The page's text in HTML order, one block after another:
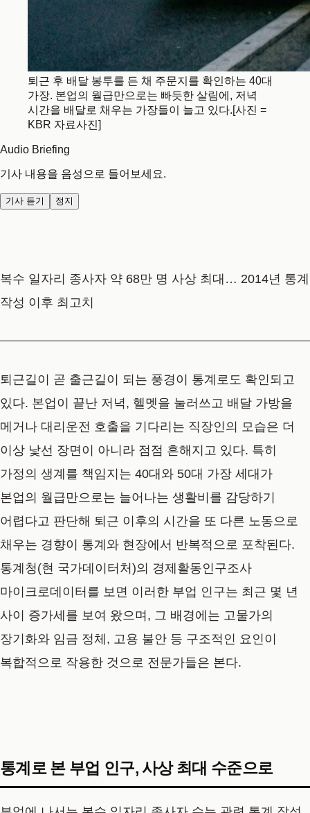
퇴근 후 배달 봉투를 든 채 주문지를 확인하는 40대
가장. 본업의 월급만으로는 빠듯한 살림에, 저녁
시간을 배달로 채우는 가장들이 늘고 있다.[사진 =
KBR 자료사진]
Audio Briefing
기사 내용을 음성으로 들어보세요.
기사 듣기 정지
복수 일자리 종사자 약 68만 명 사상 최대… 2014년 통계
작성 이후 최고치
퇴근길이 곧 출근길이 되는 풍경이 통계로도 확인되고
있다. 본업이 끝난 저녁, 헬멧을 눌러쓰고 배달 가방을
메거나 대리운전 호출을 기다리는 직장인의 모습은 더
이상 낯선 장면이 아니라 점점 흔해지고 있다. 특히
가정의 생계를 책임지는 40대와 50대 가장 세대가
본업의 월급만으로는 늘어나는 생활비를 감당하기
어렵다고 판단해 퇴근 이후의 시간을 또 다른 노동으로
채우는 경향이 통계와 현장에서 반복적으로 포착된다.
통계청(현 국가데이터처)의 경제활동인구조사
마이크로데이터를 보면 이러한 부업 인구는 최근 몇 년
사이 증가세를 보여 왔으며, 그 배경에는 고물가의
장기화와 임금 정체, 고용 불안 등 구조적인 요인이
복합적으로 작용한 것으로 전문가들은 본다.
통계로 본 부업 인구, 사상 최대 수준으로